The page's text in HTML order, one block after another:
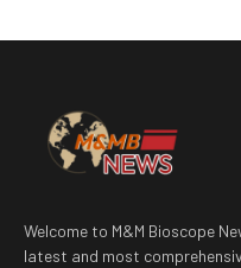
Welcome to M&M Bioscope
latest and most